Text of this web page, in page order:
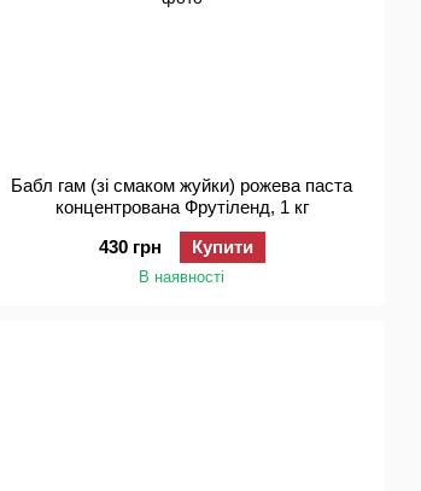
Бабл гам (зі смаком жуйки) рожева паста
концентрована Фрутіленд, 1 кг
430 грн
Купити
В наявності